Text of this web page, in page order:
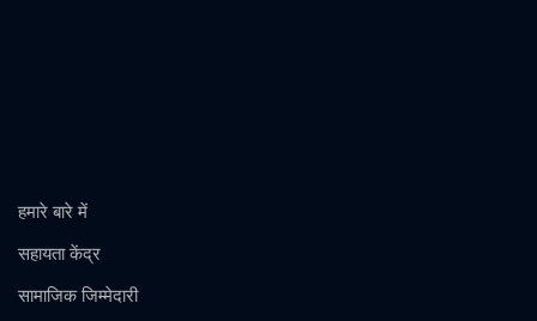
हमारे बारे में
सहायता केंद्र
सामाजिक जिम्मेदारी